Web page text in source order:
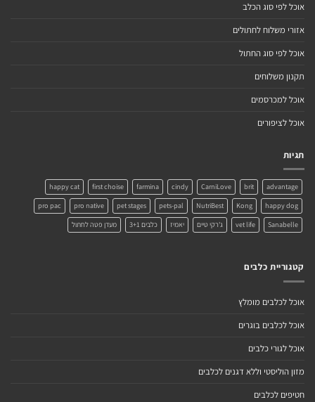
אוכל לפי סוג הכלב
אזורי משלוח לחתולים
אוכל לפי סוג החתול
תקנון משלוחים
אוכל למכרסמים
אוכל לציפורים
תגיות
advantage
brit
CarniLove
cindy
farmina
first choise
happy cat
happy dog
Kong
NutriBest
pets-pal
pet stages
pro native
pro pac
Sanabelle
vet life ג'רקי טיים יאמיז כלבים 3+1 מעדן פטה לחתול
קטגוריית כלבים
אוכל לכלבים מומלץ
אוכל לכלבים בוגרים
אוכל לגורי כלבים
מזון הוליסטי וללא דגנים לכלבים
חטיפים לכלבים